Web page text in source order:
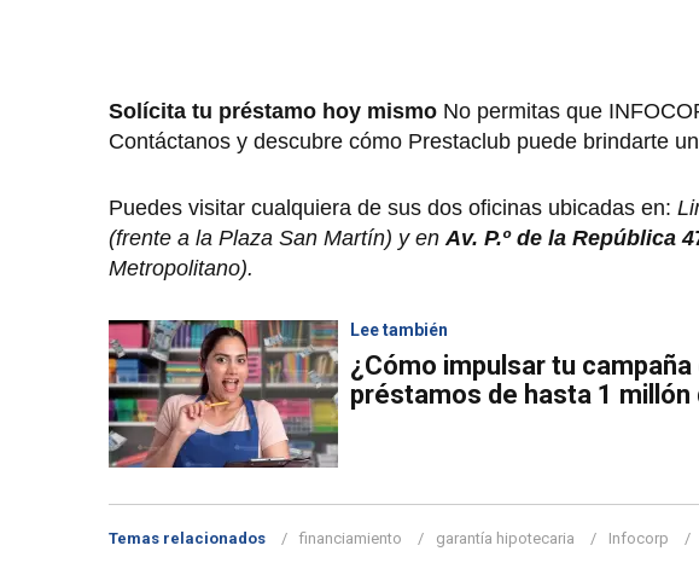
Solícita tu préstamo hoy mismo No permitas que
Contáctanos y descubre cómo Prestaclub puede brindarte
Puedes visitar cualquiera de sus dos oficinas ubicadas en:
(frente a la Plaza San Martín) y enAv. P.º de la República
Metropolitano).
Lee también
¿Cómo impulsar tu
préstamos de hasta 1 millón
Temas relacionados financiamiento garantía hipotecaria Infocorp